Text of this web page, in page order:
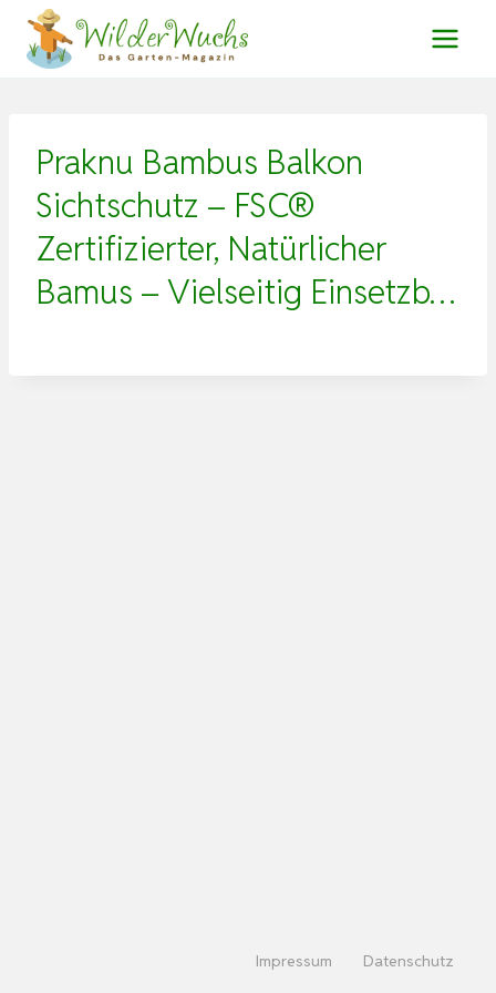
Zum
Inhalt
Praknu Bambus Balkon
Sichtschutz – FSC®
Zertifizierter, Natürlicher
Bamus – Vielseitig Einsetzb…
Impressum Datenschutz